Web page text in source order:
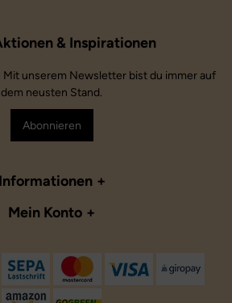
Informationen
Mein Konto
unserem Newsletter bist du immer auf
dem neusten Stand.
Abonnieren